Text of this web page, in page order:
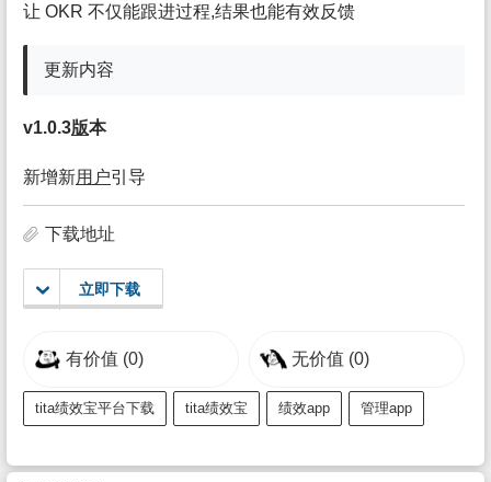
让 OKR 不仅能跟进过程,结果也能有效反馈
更新内容
v1.0.3版本
新增新用户引导
下载地址
立即下载
有价值 (0) 无价值 (0)
tita绩效宝平台下载 tita绩效宝 绩效app 管理app